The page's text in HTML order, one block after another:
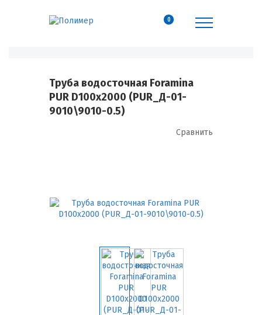
0
Труба водосточная Foramina
PUR D100х2000 (PUR_Д-01-
9010\9010-0.5)
Сравнить